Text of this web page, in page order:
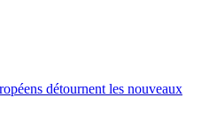
détournent les nouveaux